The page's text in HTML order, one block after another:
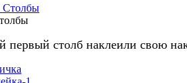
первый столб наклеили свою